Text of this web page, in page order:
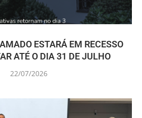
ESTARÁ EM RECESSO
ATÉ O DIA 31 DE JULHO
22/07/2026